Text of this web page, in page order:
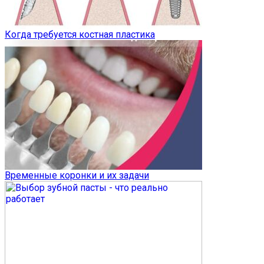
Когда требуется костная пластика
Временные коронки и их задачи